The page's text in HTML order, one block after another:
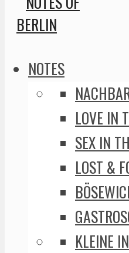
NOTES
LOVE IN
SEX IN
LOST &
KLEINE